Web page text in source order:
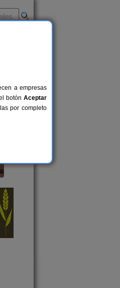
a empresas
botón Aceptar
por completo